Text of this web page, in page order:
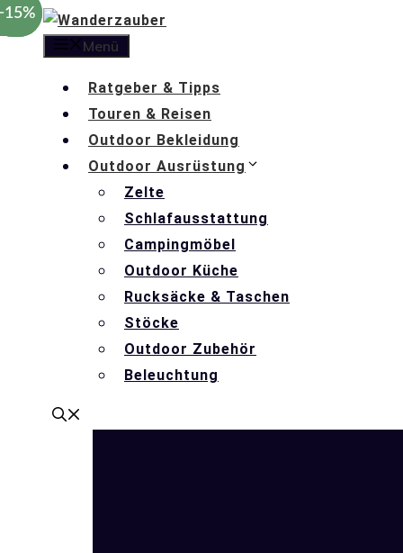
Zum
Menü
Ratgeber & Tipps
Touren & Reisen
Outdoor Bekleidung
Outdoor Ausrüstung
Zelte
Schlafausstattung
Campingmöbel
Outdoor Küche
Rucksäcke & Taschen
Stöcke
Outdoor Zubehör
Beleuchtung